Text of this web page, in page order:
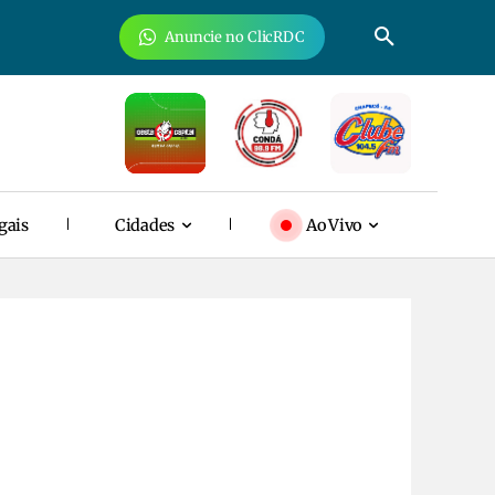
Anuncie no ClicRDC
Cidades Ao Vivo